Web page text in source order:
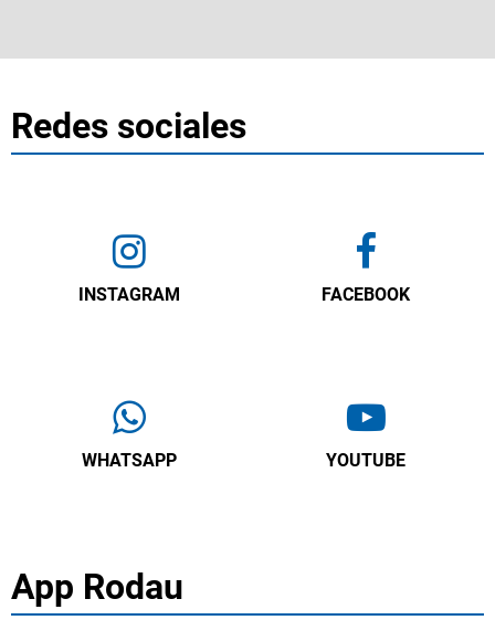
Redes sociales
INSTAGRAM FACEBOOK
WHATSAPP YOUTUBE
App Rodau